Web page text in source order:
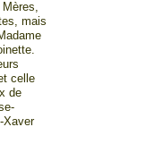
Mères,
mais
celle
de
Xaver